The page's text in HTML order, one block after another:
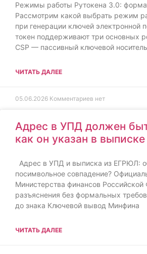
Режимы работы Рутокена 3.0:
Рассмотрим какой выбрать режим
при генерации ключей электронной
токен поддерживают три основных
CSP — пассивный ключевой
ЧИТАТЬ ДАЛЕЕ
05.06.2026 Комментариев нет
Адрес в УПД должен
как он указан в
Адрес в УПД и выписка из ЕГРЮЛ:
посимвольное совпадение?
Министерства финансов
разъяснения без формальных
до знака Ключевой вывод Минфина
ЧИТАТЬ ДАЛЕЕ